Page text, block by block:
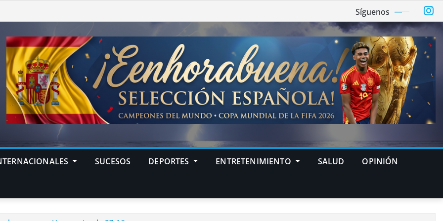
Síguenos
SUCESOS DEPORTES ENTRETENIMIENTO SALUD OPINIÓN